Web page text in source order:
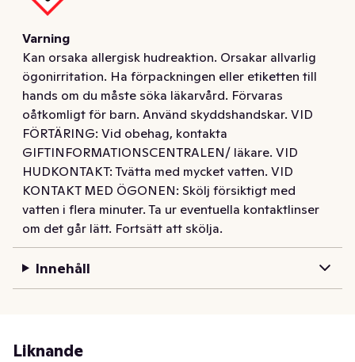
Varning
Kan orsaka allergisk hudreaktion. Orsakar allvarlig
ögonirritation. Ha förpackningen eller etiketten till
hands om du måste söka läkarvård. Förvaras
oåtkomligt för barn. Använd skyddshandskar. VID
FÖRTÄRING: Vid obehag, kontakta
GIFTINFORMATIONSCENTRALEN/ läkare. VID
HUDKONTAKT: Tvätta med mycket vatten. VID
KONTAKT MED ÖGONEN: Skölj försiktigt med
vatten i flera minuter. Ta ur eventuella kontaktlinser
om det går lätt. Fortsätt att skölja.
Innehåll
Liknande